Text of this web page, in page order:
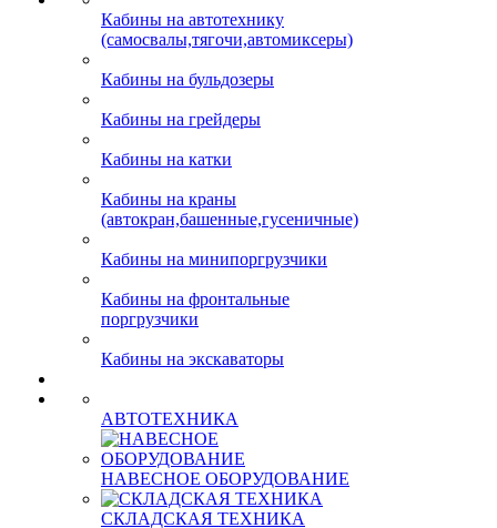
Кабины на автотехнику
(автокран,башенные,гусеничные)
Кабины на минипоргрузчики
Кабины на фронтальные
Кабины на экскаваторы
АВТОТЕХНИКА